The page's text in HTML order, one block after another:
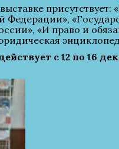
присутствует:
Федерации»,
«И право и
с 12 по 16